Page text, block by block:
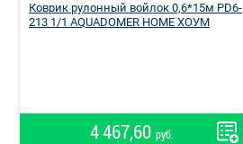
Коврик рулонный войлок 0,6*15м PD6-
213 1/1 AQUADOMER HOME ХОУМ
4 467,60 руб.